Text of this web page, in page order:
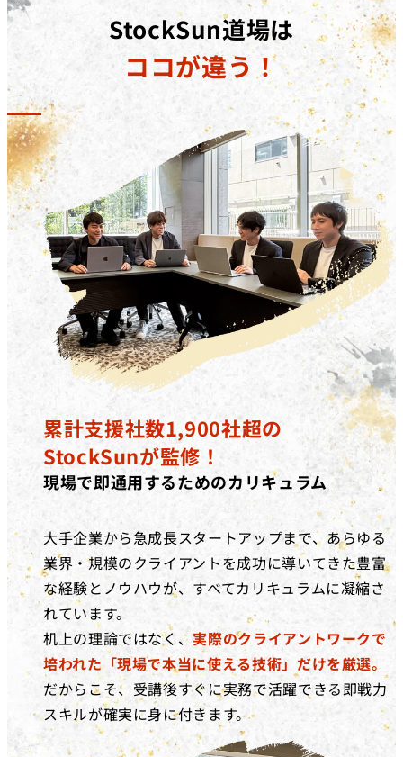
補助金の詳細
対象コースを​受講修了した​際に、​受講料(税抜)の​50%相
当額を​給付いたします。​さらに、​ 弊社紹介経由の転職
後、1年間継続就業で追加の受講料(税抜)20%相当額を
給付いたします。
※リスキリング補助金の予算に達し次第終了となりま
す。
StockSun道場は
ココが違う！
累計支援社数1,900社超の
StockSunが監修！
現場で即通用するためのカリキュラム
大手企業から急成長スタートアップまで、あらゆる
業界・規模のクライアントを成功に導いてきた豊富
な経験とノウハウが、すべてカリキュラムに凝縮さ
れています。
机上の理論ではなく、実際のクライアントワークで
培われた「現場で本当に使える技術」だけを厳選。
だからこそ、受講後すぐに実務で活躍できる即戦力
スキルが確実に身に付きます。